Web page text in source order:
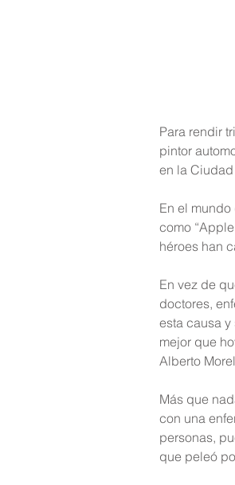
Para rendir
pintor
en la
En el
como
héroes han
En vez de
doctores,
esta causa
mejor que
Alberto
Más que
con una
personas,
que peleó